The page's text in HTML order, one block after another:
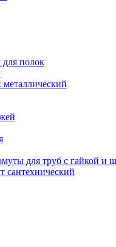
полок
для труб с гайкой и
сантехнический